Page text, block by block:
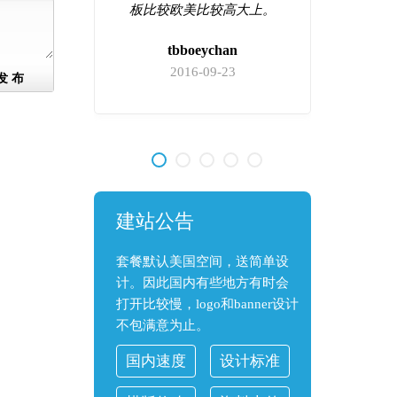
布
板比较欧美比较高大上。
tbboeychan
2016-09-23
建站公告
套餐默认美国空间，送简单设
计。因此国内有些地方有时会
打开比较慢，logo和banner设计
不包满意为止。
国内速度 设计标准